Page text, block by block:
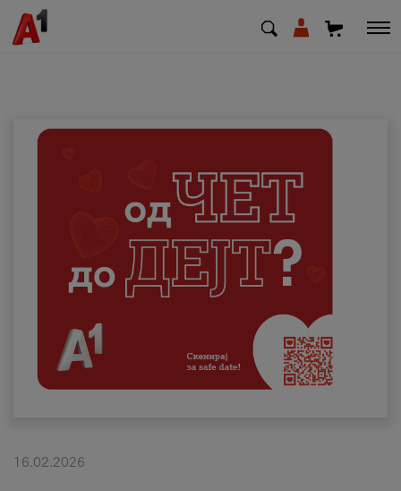
Деловни
Поддршка
Надополни кредит
Плати сметка
#ПодобарОнлајн
16.02.2026